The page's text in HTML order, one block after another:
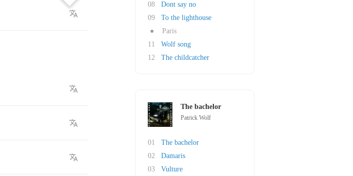
08
Dont say no
09
To the lighthouse
●
Paris
11
Wolf song
12
The childcatcher
The bachelor
Patrick Wolf
01
The bachelor
02
Damaris
03
Vulture